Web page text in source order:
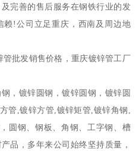
完善的售后服务在钢铁行业的发
赖!公司立足重庆，西南及周边地
批发销售价格，重庆镀锌管工厂
，镀锌圆钢，镀锌圆钢，镀锌圆
管,镀锌方管,镀锌矩管,镀锌角钢,
圆钢、钢板、角钢、工字钢、槽
品，多年来公司始终坚持质量，